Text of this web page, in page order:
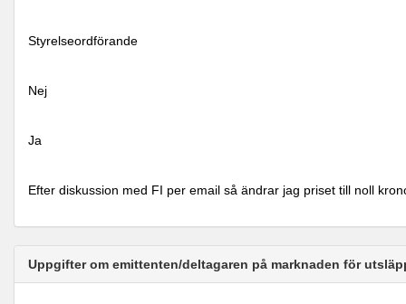
Styrelseordförande
Nej
Ja
Efter diskussion med FI per email så ändrar jag priset till noll
Uppgifter om emittenten/deltagaren på marknaden för